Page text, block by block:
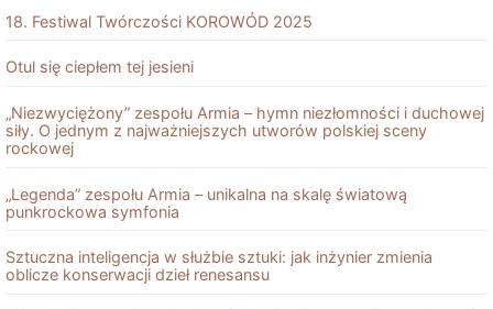
18. Festiwal Twórczości KOROWÓD 2025
Otul się ciepłem tej jesieni
„Niezwyciężony” zespołu Armia – hymn niezłomności i duchowej
siły. O jednym z najważniejszych utworów polskiej sceny
rockowej
„Legenda” zespołu Armia – unikalna na skalę światową
punkrockowa symfonia
Sztuczna inteligencja w służbie sztuki: jak inżynier zmienia
oblicze konserwacji dzieł renesansu